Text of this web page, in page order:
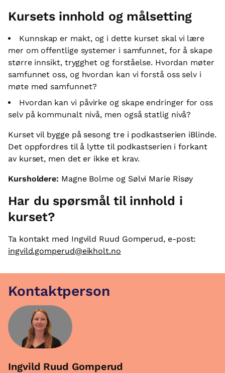
Kursets innhold og målsetting
Kunnskap er makt, og i dette kurset skal vi lære
mer om offentlige systemer i samfunnet, for å skape
større innsikt, trygghet og forståelse. Hvordan møter
samfunnet oss, og hvordan kan vi forstå oss selv i
møte med samfunnet?
Hvordan kan vi påvirke og skape endringer for oss
selv på kommunalt nivå, men også statlig nivå?
Kurset vil bygge på sesong tre i podkastserien iBlinde.
Det oppfordres til å lytte til podkastserien i forkant
av kurset, men det er ikke et krav.
Kursholdere: Magne Bolme og Sølvi Marie Risøy
Har du spørsmål til innhold i
kurset?
Ta kontakt med Ingvild Ruud Gomperud, e-post:
ingvild.gomperud@eikholt.no
Kontaktperson
Ingvild Ruud Gomperud